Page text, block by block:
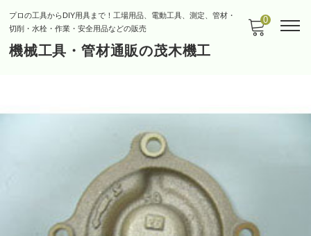
プロの工具からDIY用具まで！工場用品、電動工具、測定、管材・
切削・水栓・作業・安全用品などの販売
機械工具・管材通販の茂木機工
0